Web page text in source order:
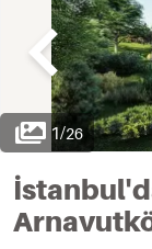
1/26